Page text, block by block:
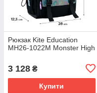
Рюкзак Kite Education
MH26-1022M Monster High
3 128 ₴
Купити